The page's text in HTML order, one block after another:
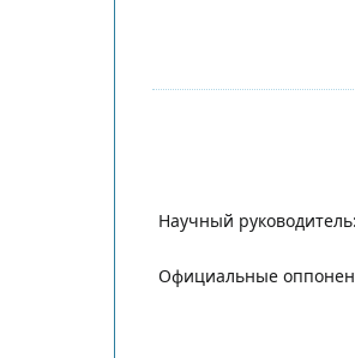
Научный руководитель:
Официальные